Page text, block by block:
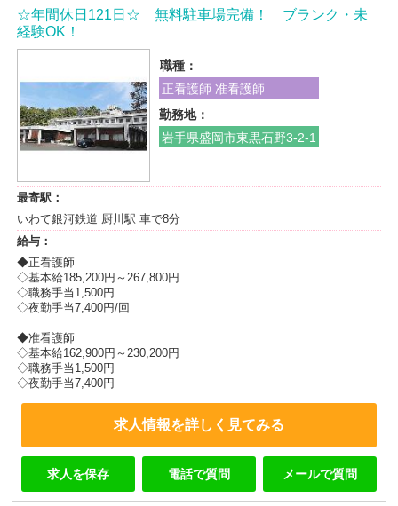
☆年間休日121日☆ 無料駐車場完備！ ブランク・未
経験OK！
職種：
正看護師 准看護師
勤務地：
岩手県盛岡市東黒石野3-2-1
最寄駅：
いわて銀河鉄道 厨川駅 車で8分
給与：
◆正看護師
◇基本給185,200円～267,800円
◇職務手当1,500円
◇夜勤手当7,400円/回
◆准看護師
◇基本給162,900円～230,200円
◇職務手当1,500円
◇夜勤手当7,400円
求人情報を詳しく見てみる
求人を保存 電話で質問 メールで質問